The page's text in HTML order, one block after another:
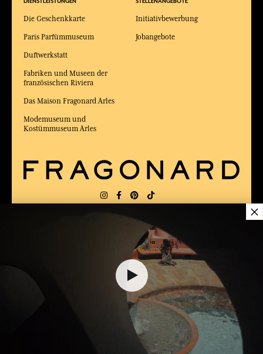
Die Geschenkkarte
Paris Parfümmuseum
Duftwerkstatt
Fabriken und Museen der
französischen Riviera
Das Maison Fragonard Arles
Modemuseum und
Kostümmuseum Arles
Initiativbewerbung
Jobangebote
SPRACHE:
ZUM BESTEN ONLINE-COMMERCE-SITE
2025 vom Magazin Capital gewählt
×